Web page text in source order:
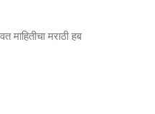
माहितीचा मराठी हब